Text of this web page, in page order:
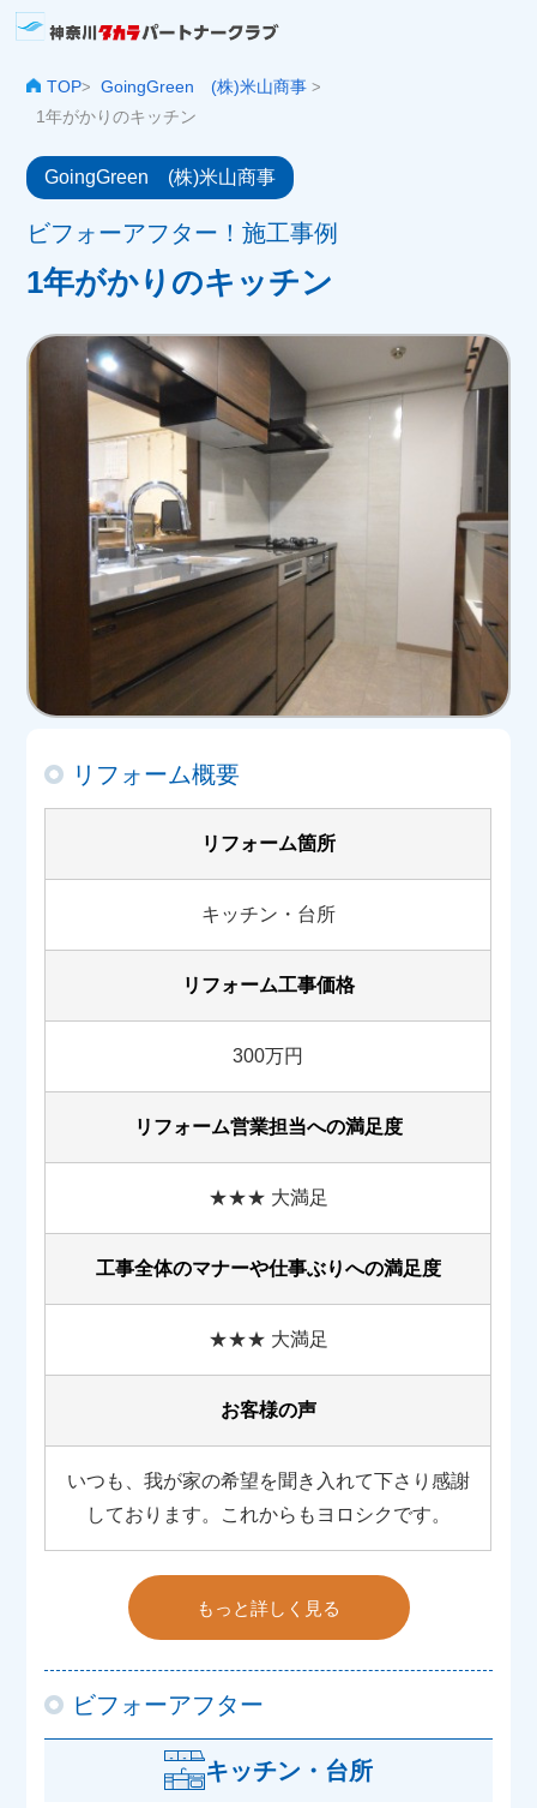
TOP> GoingGreen (株)米山商事>
1年がかりのキッチン
GoingGreen (株)米山商事
ビフォーアフター！施工事例
1年がかりのキッチン
リフォーム概要
リフォーム箇所
キッチン・台所
リフォーム工事価格
300万円
リフォーム営業担当への満足度
★★★ 大満足
工事全体のマナーや仕事ぶりへの満足度
★★★ 大満足
お客様の声
いつも、我が家の希望を聞き入れて下さり感謝
しております。これからもヨロシクです。
もっと詳しく見る
ビフォーアフター
キッチン・台所